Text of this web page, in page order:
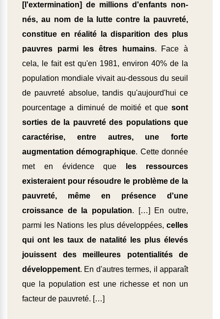
[l'extermination] de millions d'enfants non-
nés, au nom de la lutte contre la pauvreté,
constitue en réalité la disparition des plus
pauvres parmi les êtres humains. Face à
cela, le fait est qu'en 1981, environ 40% de la
population mondiale vivait au-dessous du seuil
de pauvreté absolue, tandis qu'aujourd'hui ce
pourcentage a diminué de moitié et que sont
sorties de la pauvreté des populations que
caractérise, entre autres, une forte
augmentation démographique. Cette donnée
met en évidence que
les ressources
existeraient pour résoudre le problème de la
pauvreté, même en présence d'une
croissance de la population. […] En outre,
parmi les Nations les plus développées, celles
qui ont les taux de natalité les plus élevés
jouissent des meilleures potentialités de
développement. En d'autres termes, il apparaît
que la population est une richesse et non un
facteur de pauvreté. […]